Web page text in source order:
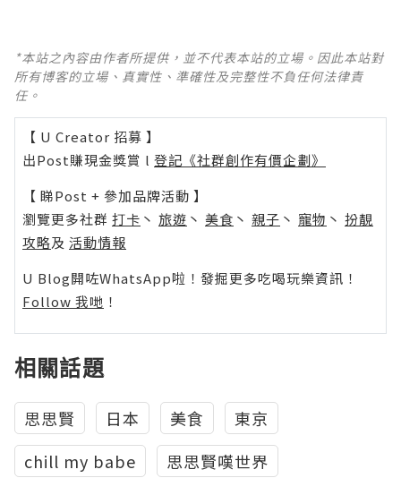
*本站之內容由作者所提供，並不代表本站的立場。因此本站對
所有博客的立場、真實性、準確性及完整性不負任何法律責
任。
【 U Creator 招募 】
出Post賺現金獎賞 l 登記《社群創作有價企劃》
【 睇Post + 參加品牌活動 】
瀏覽更多社群 打卡 丶 旅遊 丶 美食 丶 親子 丶 寵物 丶 扮靚
攻略及 活動情報
U Blog開咗WhatsApp啦！發掘更多吃喝玩樂資訊！
Follow 我哋 ！
相關話題
思思賢 日本 美食
東京
chill my babe
思思賢嘆世界